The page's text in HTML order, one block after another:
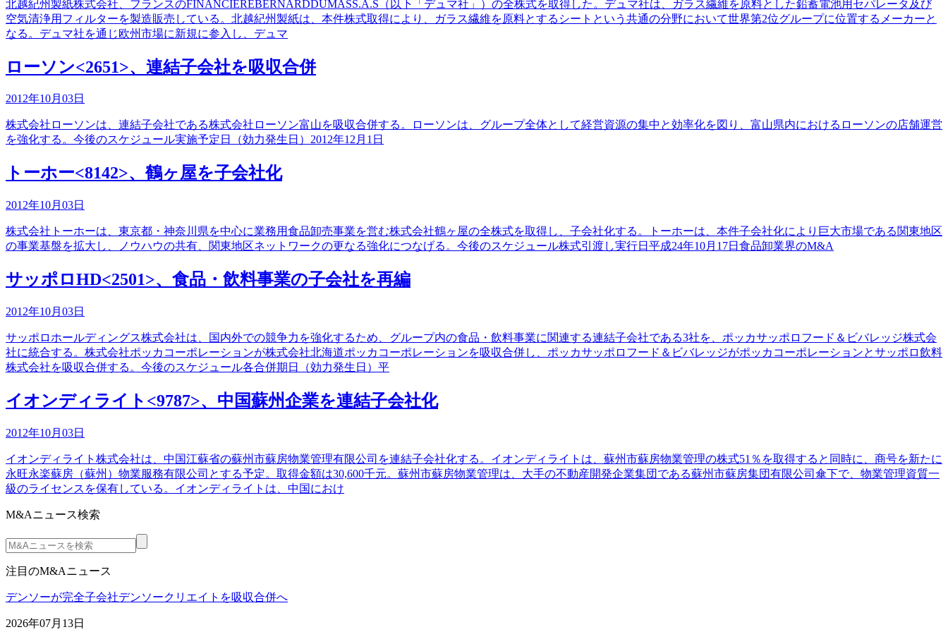
北越紀州製紙株式会社、フランスのFINANCIEREBERNARDDUMASS.A.S（以下「デュマ社」）の全株式を取得した。デュマ社は、ガラス繊維を原料とした鉛蓄電池用セパレータ及び
空気清浄用フィルターを製造販売している。北越紀州製紙は、本件株式取得により、ガラス繊維を原料とするシートという共通の分野において世界第2位グループに位置するメーカーと
なる。デュマ社を通じ欧州市場に新規に参入し、デュマ
ローソン<2651>、連結子会社を吸収合併
2012年10月03日
株式会社ローソンは、連結子会社である株式会社ローソン富山を吸収合併する。ローソンは、グループ全体として経営資源の集中と効率化を図り、富山県内におけるローソンの店舗運営
を強化する。今後のスケジュール実施予定日（効力発生日）2012年12月1日
トーホー<8142>、鶴ヶ屋を子会社化
2012年10月03日
株式会社トーホーは、東京都・神奈川県を中心に業務用食品卸売事業を営む株式会社鶴ヶ屋の全株式を取得し、子会社化する。トーホーは、本件子会社化により巨大市場である関東地区
の事業基盤を拡大し、ノウハウの共有、関東地区ネットワークの更なる強化につなげる。今後のスケジュール株式引渡し実行日平成24年10月17日食品卸業界のM&A
サッポロHD<2501>、食品・飲料事業の子会社を再編
2012年10月03日
サッポロホールディングス株式会社は、国内外での競争力を強化するため、グループ内の食品・飲料事業に関連する連結子会社である3社を、ポッカサッポロフード＆ビバレッジ株式会
社に統合する。株式会社ポッカコーポレーションが株式会社北海道ポッカコーポレーションを吸収合併し、ポッカサッポロフード＆ビバレッジがポッカコーポレーションとサッポロ飲料
株式会社を吸収合併する。今後のスケジュール各合併期日（効力発生日）平
イオンディライト<9787>、中国蘇州企業を連結子会社化
2012年10月03日
イオンディライト株式会社は、中国江蘇省の蘇州市蘇房物業管理有限公司を連結子会社化する。イオンディライトは、蘇州市蘇房物業管理の株式51％を取得すると同時に、商号を新たに
永旺永楽蘇房（蘇州）物業服務有限公司とする予定。取得金額は30,600千元。蘇州市蘇房物業管理は、大手の不動産開発企業集団である蘇州市蘇房集団有限公司傘下で、物業管理資質一
級のライセンスを保有している。イオンディライトは、中国におけ
M&Aニュース検索
注目のM&Aニュース
デンソーが完全子会社デンソークリエイトを吸収合併へ
2026年07月13日